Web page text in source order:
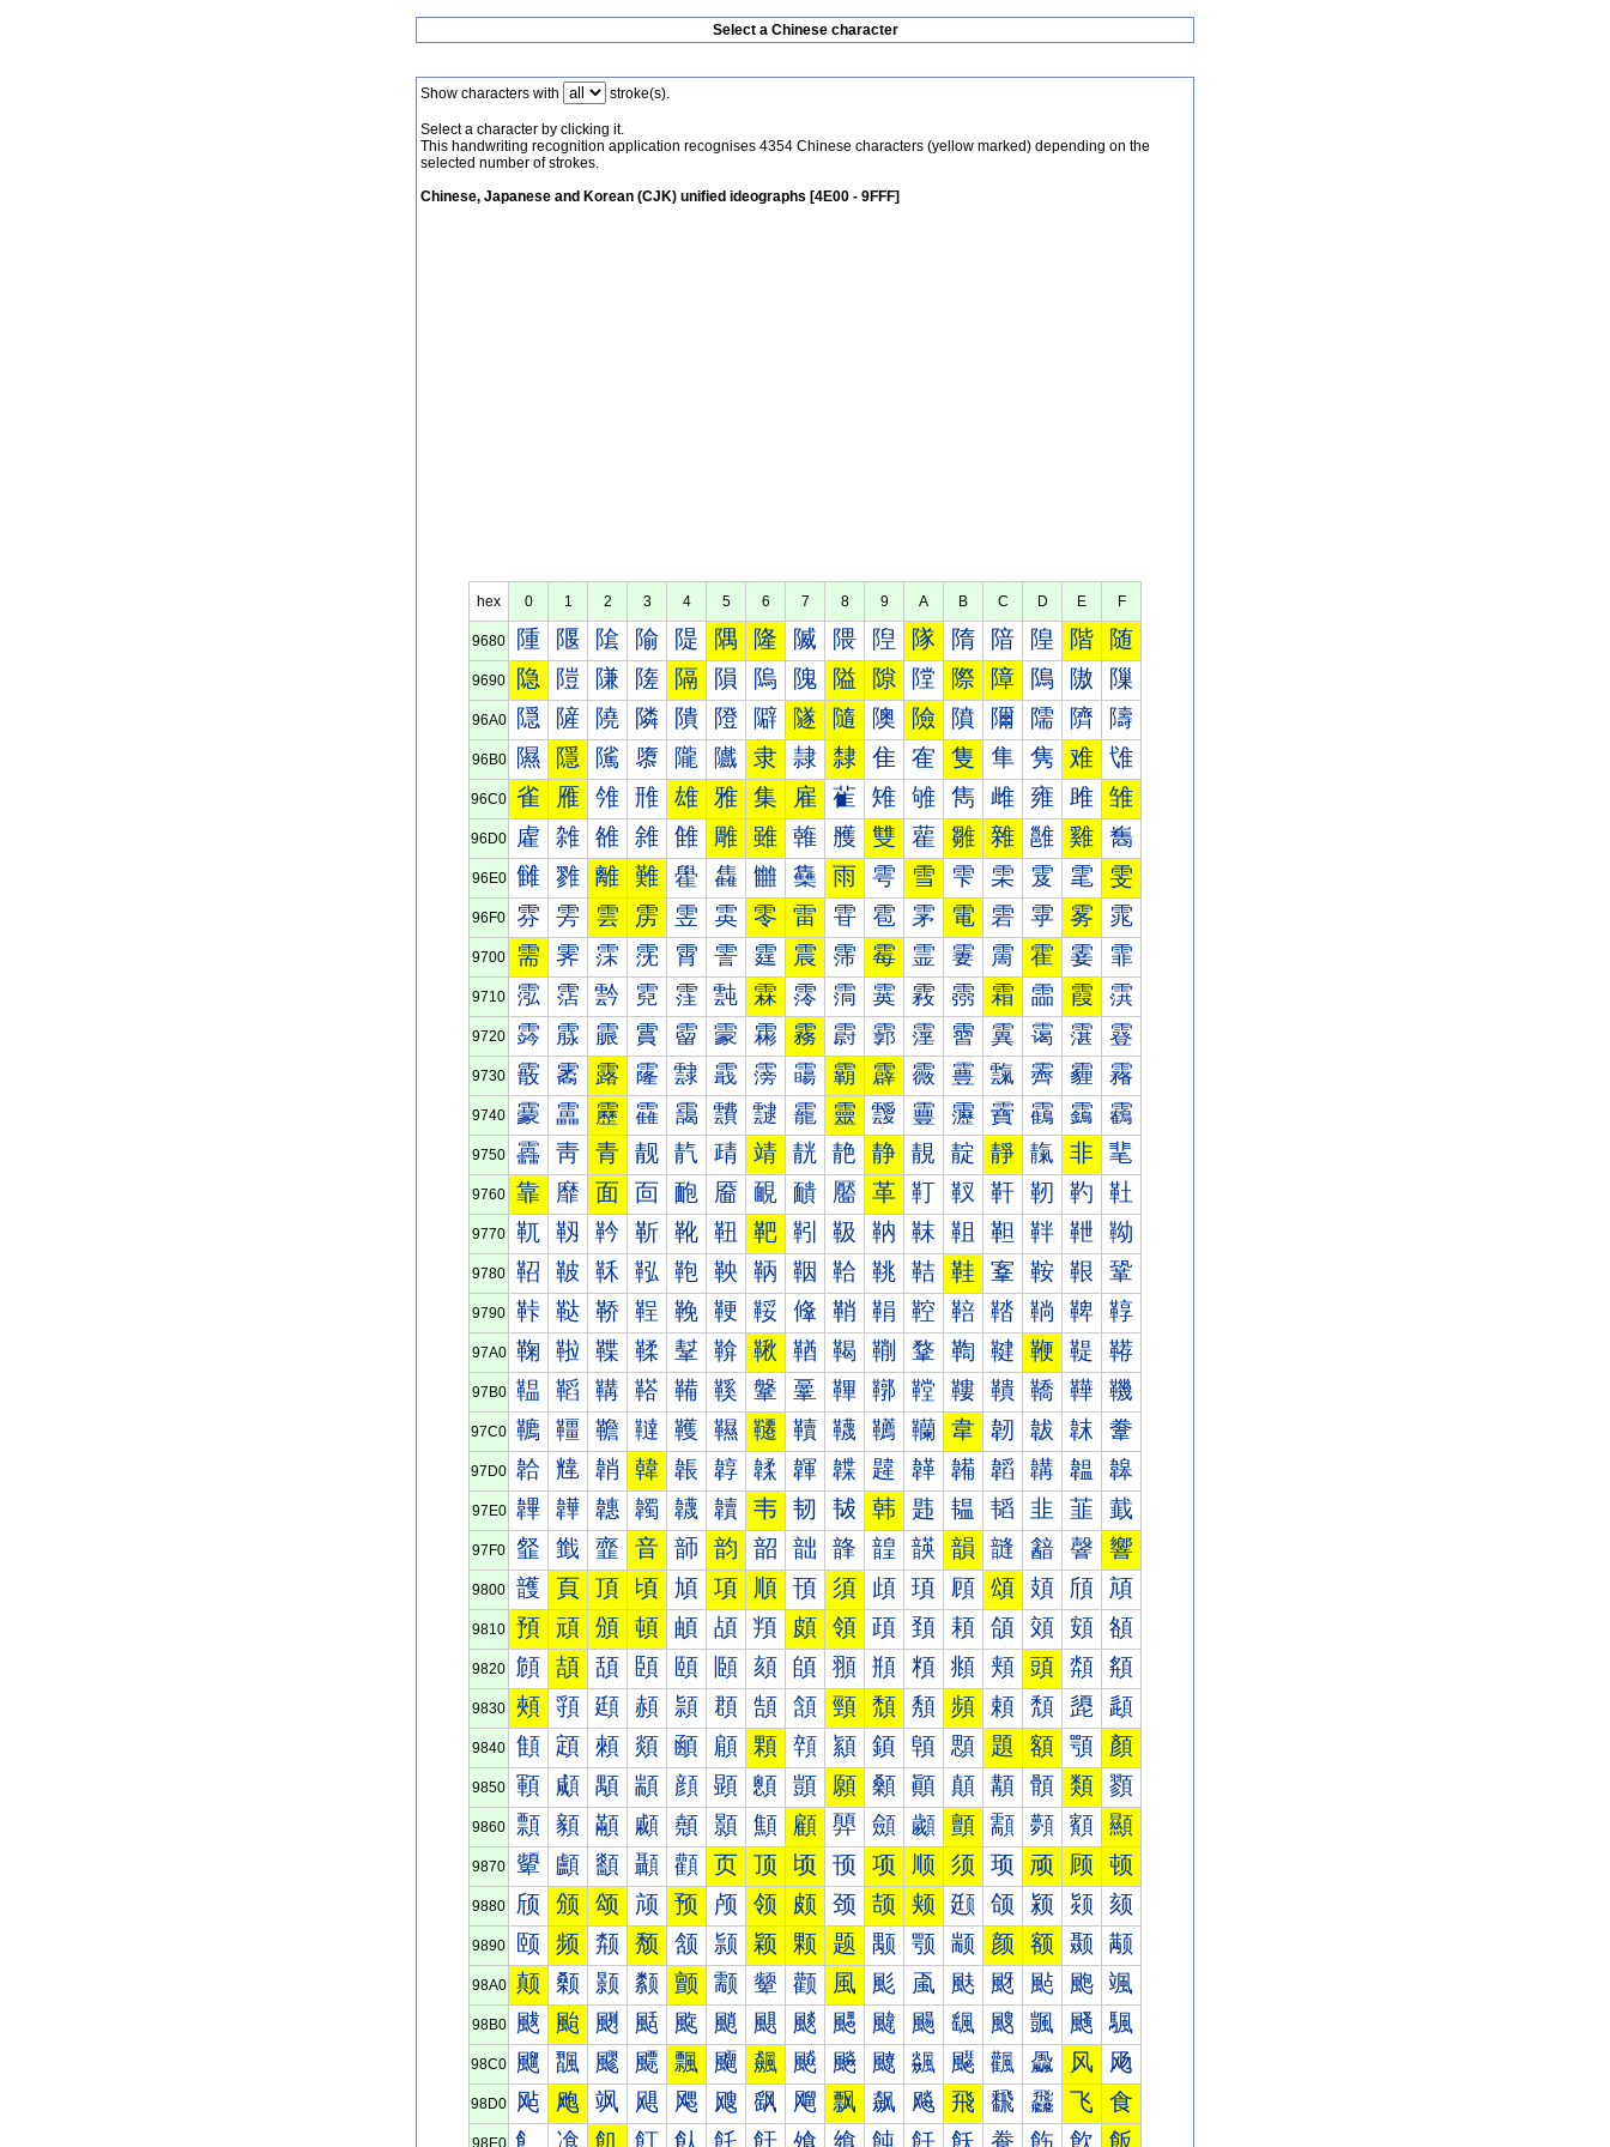
Select a Chinese character
Show characters with stroke(s).
Select a character by clicking it.
This handwriting recognition application recognises 4354 Chinese characters (yellow marked) depending on the
selected number of strokes.
Chinese, Japanese and Korean (CJK) unified ideographs [4E00 - 9FFF]
hex 0 1 2 3 4 5 6 7 8 9 A B C D E F
9680 隀 隁 隂 隃 隄 隅 隆 隇 隈 隉 隊 隋 隌 隍 階 随
9690 隐 隑 隒 隓 隔 隕 隖 隗 隘 隙 隚 際 障 隝 隞 隟
96A0 隠 隡 隢 隣 隤 隥 隦 隧 隨 隩 險 隫 隬 隭 隮 隯
96B0 隰 隱 隲 隳 隴 隵 隶 隷 隸 隹 隺 隻 隼 隽 难 隿
96C0 雀 雁 雂 雃 雄 雅 集 雇 雈 雉 雊 雋 雌 雍 雎 雏
96D0 雐 雑 雒 雓 雔 雕 雖 雗 雘 雙 雚 雛 雜 雝 雞 雟
96E0 雠 雡 離 難 雤 雥 雦 雧 雨 雩 雪 雫 雬 雭 雮 雯
96F0 雰 雱 雲 雳 雴 雵 零 雷 雸 雹 雺 電 雼 雽 雾 雿
9700 需 霁 霂 霃 霄 霅 霆 震 霈 霉 霊 霋 霌 霍 霎 霏
9710 霐 霑 霒 霓 霔 霕 霖 霗 霘 霙 霚 霛 霜 霝 霞 霟
9720 霠 霡 霢 霣 霤 霥 霦 霧 霨 霩 霪 霫 霬 霭 霮 霯
9730 霰 霱 露 霳 霴 霵 霶 霷 霸 霹 霺 霻 霼 霽 霾 霿
9740 靀 靁 靂 靃 靄 靅 靆 靇 靈 靉 靊 靋 靌 靍 靎 靏
9750 靐 靑 青 靓 靔 靕 靖 靗 靘 静 靚 靛 靜 靝 非 靟
9760 靠 靡 面 靣 靤 靥 靦 靧 靨 革 靪 靫 靬 靭 靮 靯
9770 靰 靱 靲 靳 靴 靵 靶 靷 靸 靹 靺 靻 靼 靽 靾 靿
9780 鞀 鞁 鞂 鞃 鞄 鞅 鞆 鞇 鞈 鞉 鞊 鞋 鞌 鞍 鞎 鞏
9790 鞐 鞑 鞒 鞓 鞔 鞕 鞖 鞗 鞘 鞙 鞚 鞛 鞜 鞝 鞞 鞟
97A0 鞠 鞡 鞢 鞣 鞤 鞥 鞦 鞧 鞨 鞩 鞪 鞫 鞬 鞭 鞮 鞯
97B0 鞰 鞱 鞲 鞳 鞴 鞵 鞶 鞷 鞸 鞹 鞺 鞻 鞼 鞽 鞾 鞿
97C0 韀 韁 韂 韃 韄 韅 韆 韇 韈 韉 韊 韋 韌 韍 韎 韏
97D0 韐 韑 韒 韓 韔 韕 韖 韗 韘 韙 韚 韛 韜 韝 韞 韟
97E0 韠 韡 韢 韣 韤 韥 韦 韧 韨 韩 韪 韫 韬 韭 韮 韯
97F0 韰 韱 韲 音 韴 韵 韶 韷 韸 韹 韺 韻 韼 韽 韾 響
9800 頀 頁 頂 頃 頄 項 順 頇 須 頉 頊 頋 頌 頍 頎 頏
9810 預 頑 頒 頓 頔 頕 頖 頗 領 頙 頚 頛 頜 頝 頞 頟
9820 頠 頡 頢 頣 頤 頥 頦 頧 頨 頩 頪 頫 頬 頭 頮 頯
9830 頰 頱 頲 頳 頴 頵 頶 頷 頸 頹 頺 頻 頼 頽 頾 頿
9840 顀 顁 顂 顃 顄 顅 顆 顇 顈 顉 顊 顋 題 額 顎 顏
9850 顐 顑 顒 顓 顔 顕 顖 顗 願 顙 顚 顛 顜 顝 類 顟
9860 顠 顡 顢 顣 顤 顥 顦 顧 顨 顩 顪 顫 顬 顭 顮 顯
9870 顰 顱 顲 顳 顴 页 顶 顷 顸 项 顺 须 顼 顽 顾 顿
9880 颀 颁 颂 颃 预 颅 领 颇 颈 颉 颊 颋 颌 颍 颎 颏
9890 颐 频 颒 颓 颔 颕 颖 颗 题 颙 颚 颛 颜 额 颞 颟
98A0 颠 颡 颢 颣 颤 颥 颦 颧 風 颩 颪 颫 颬 颭 颮 颯
98B0 颰 颱 颲 颳 颴 颵 颶 颷 颸 颹 颺 颻 颼 颽 颾 颿
98C0 飀 飁 飂 飃 飄 飅 飆 飇 飈 飉 飊 飋 飌 飍 风 飏
98D0 飐 飑 飒 飓 飔 飕 飖 飗 飘 飙 飚 飛 飜 飝 飞 食
98E0 飠 飡 飢 飣 飤 飥 飦 飧 飨 飩 飪 飫 飬 飭 飮 飯